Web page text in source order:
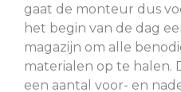
gaat de monteur dus
het begin van de dag
magazijn om alle
materialen op te halen.
een aantal voor- en